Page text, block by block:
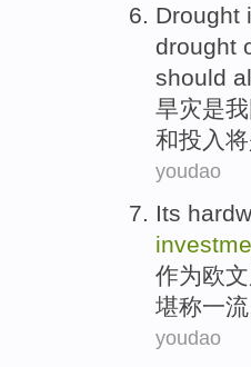
Drought
drought
should
旱灾是
和投入将
youdao
Its
作为欧文
堪称一流
youdao